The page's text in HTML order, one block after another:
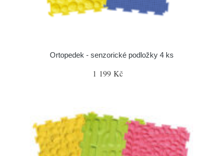
Ortopedek - senzorické podložky 4 ks
1 199 Kč